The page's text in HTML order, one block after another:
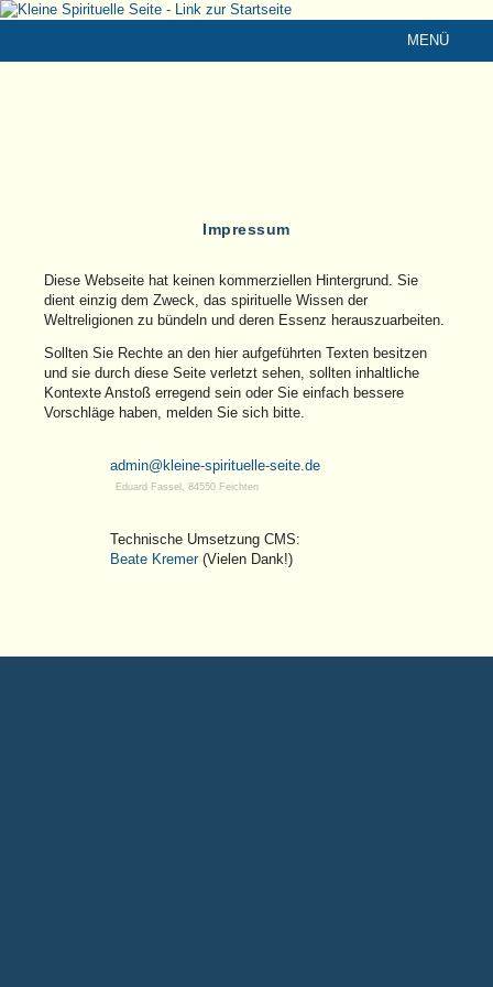
MENÜ
Impressum
Diese Webseite hat keinen kommerziellen Hintergrund. Sie
dient einzig dem Zweck, das spirituelle Wissen der
Weltreligionen zu bündeln und deren Essenz herauszuarbeiten.
Sollten Sie Rechte an den hier aufgeführten Texten besitzen
und sie durch diese Seite verletzt sehen, sollten inhaltliche
Kontexte Anstoß erregend sein oder Sie einfach bessere
Vorschläge haben, melden Sie sich bitte.
admin@kleine-spirituelle-seite.de
Eduard Fassel, 84550 Feichten
Technische Umsetzung CMS:
Beate Kremer(Vielen Dank!)